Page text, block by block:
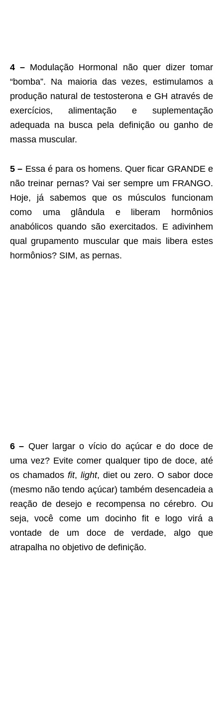
4 – Modulação Hormonal não quer dizer tomar
“bomba”. Na maioria das vezes, estimulamos a
produção natural de testosterona e GH através de
exercícios, alimentação e suplementação
adequada na busca pela definição ou ganho de
massa muscular.
5 – Essa é para os homens. Quer ficar GRANDE e
não treinar pernas? Vai ser sempre um FRANGO.
Hoje, já sabemos que os músculos funcionam
como uma glândula e liberam hormônios
anabólicos quando são exercitados. E adivinhem
qual grupamento muscular que mais libera estes
hormônios? SIM, as pernas.
6 – Quer largar o vício do açúcar e do doce de
uma vez? Evite comer qualquer tipo de doce, até
os chamados fit, light, diet ou zero. O sabor doce
(mesmo não tendo açúcar) também desencadeia a
reação de desejo e recompensa no cérebro. Ou
seja, você come um docinho fit e logo virá a
vontade de um doce de verdade, algo que
atrapalha no objetivo de definição.